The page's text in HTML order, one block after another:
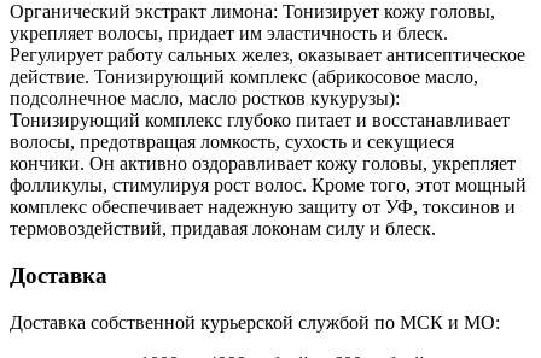
Органический экстракт лимона: Тонизирует кожу головы,
укрепляет волосы, придает им эластичность и блеск.
Регулирует работу сальных желез, оказывает антисептическое
действие. Тонизирующий комплекс (абрикосовое масло,
подсолнечное масло, масло ростков кукурузы):
Тонизирующий комплекс глубоко питает и восстанавливает
волосы, предотвращая ломкость, сухость и секущиеся
кончики. Он активно оздоравливает кожу головы, укрепляет
фолликулы, стимулируя рост волос. Кроме того, этот мощный
комплекс обеспечивает надежную защиту от УФ, токсинов и
термовоздействий, придавая локонам силу и блеск.
Доставка
Доставка собственной курьерской службой по МСК и МО: